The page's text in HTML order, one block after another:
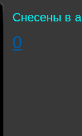
Снесены в
0